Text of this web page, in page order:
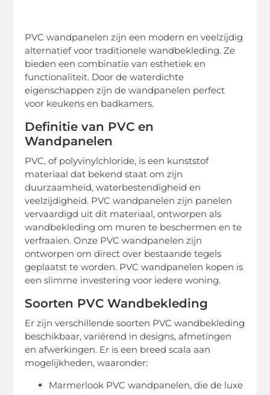
PVC wandpanelen zijn een modern en veelzijdig
alternatief voor traditionele wandbekleding. Ze
bieden een combinatie van esthetiek en
functionaliteit. Door de waterdichte
eigenschappen zijn de wandpanelen perfect
voor keukens en badkamers.
Definitie van PVC en
Wandpanelen
PVC, of polyvinylchloride, is een kunststof
materiaal dat bekend staat om zijn
duurzaamheid, waterbestendigheid en
veelzijdigheid. PVC wandpanelen zijn panelen
vervaardigd uit dit materiaal, ontworpen als
wandbekleding om muren te beschermen en te
verfraaien. Onze PVC wandpanelen zijn
ontworpen om direct over bestaande tegels
geplaatst te worden. PVC wandpanelen kopen is
een slimme investering voor iedere woning.
Soorten PVC Wandbekleding
Er zijn verschillende soorten PVC wandbekleding
beschikbaar, variërend in designs, afmetingen
en afwerkingen. Er is een breed scala aan
mogelijkheden, waaronder:
Marmerlook PVC wandpanelen, die de luxe